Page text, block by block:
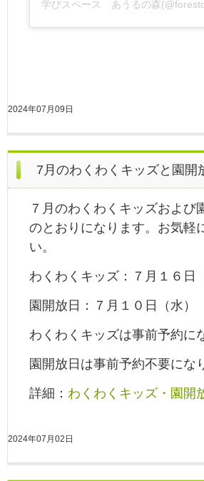
2024年07月09日
7月のわくわくキッズと園開
７月のわくわくキッズおよび
のとおりになります。お気軽
い。
わくわくキッズ：７月１６日
園開放日：７月１０日（水）
わくわくキッズは事前予約に
園開放日は事前予約不要にな
詳細： わくわくキッズ・園開
2024年07月02日